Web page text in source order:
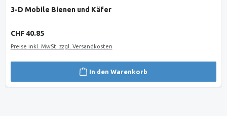
3-D Mobile Bienen und Käfer
Regulärer Preis:
CHF 40.85
Preise inkl. MwSt. zzgl. Versandkosten
In den Warenkorb